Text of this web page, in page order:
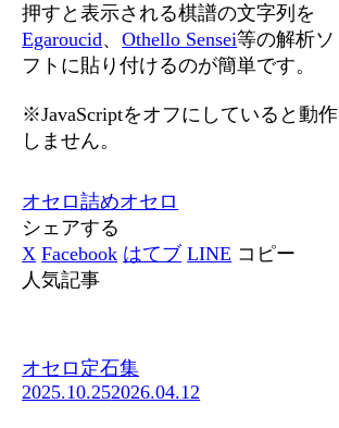
押すと表示される棋譜の文字列を
Egaroucid、Othello Sensei等の解析ソ
フトに貼り付けるのが簡単です。
※JavaScriptをオフにしていると動作
しません。
オセロ詰めオセロ
シェアする
X Facebook はてブ LINE コピー
人気記事
オセロ定石集
2025.10.252026.04.12